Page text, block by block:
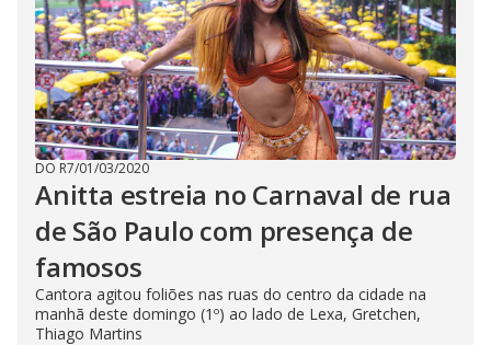
DO R7/01/03/2020
Anitta estreia no Carnaval de rua
de São Paulo com presença de
famosos
Cantora agitou foliões nas ruas do centro da cidade na
manhã deste domingo (1º) ao lado de Lexa, Gretchen,
Thiago Martins